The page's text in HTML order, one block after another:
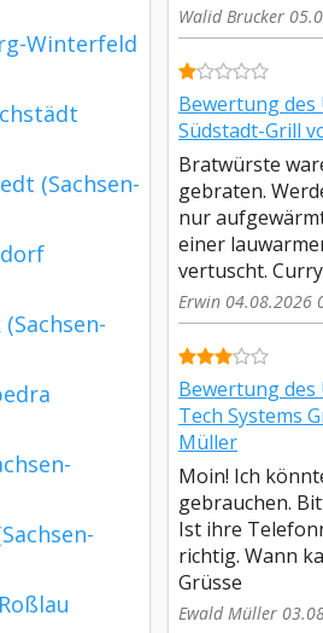
Winterfeld
(Sachsen-
Walid Brucker
Bewertung
Südstadt-Grill
Bratwürste
gebraten.
nur
einer
vertuscht.
Erwin 04.08.2026
Bewertung
Tech Systems
Müller
Moin! Ich
gebrauchen.
Ist ihre
richtig. Wann
Grüsse
Ewald Müller